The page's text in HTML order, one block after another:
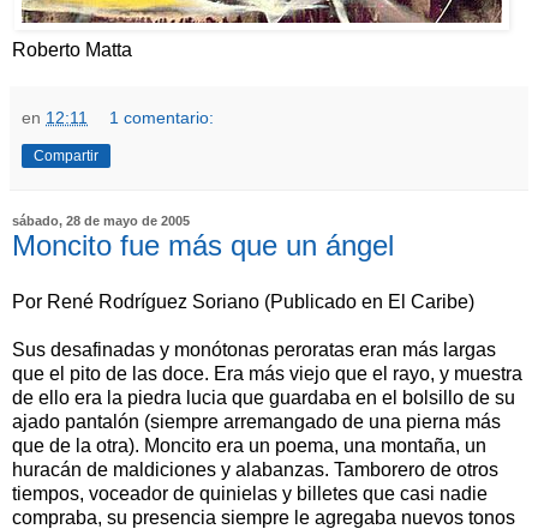
Roberto Matta
en 12:11 1 comentario:
Compartir
sábado, 28 de mayo de 2005
Moncito fue más que un ángel
Por René Rodríguez Soriano (Publicado en El Caribe)
Sus desafinadas y monótonas peroratas eran más largas
que el pito de las doce. Era más viejo que el rayo, y muestra
de ello era la piedra lucia que guardaba en el bolsillo de su
ajado pantalón (siempre arremangado de una pierna más
que de la otra). Moncito era un poema, una montaña, un
huracán de maldiciones y alabanzas. Tamborero de otros
tiempos, voceador de quinielas y billetes que casi nadie
compraba, su presencia siempre le agregaba nuevos tonos